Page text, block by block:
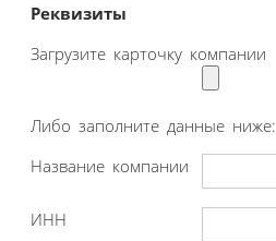
Реквизиты
Загрузите карточку компании
Либо заполните данные ниже:
Название компании
ИНН